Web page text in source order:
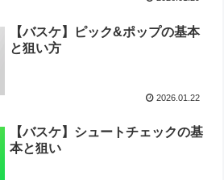
【バスケ】ピック&ポップの基本
と狙い方
2026.01.22
【バスケ】シュートチェックの基
本と狙い